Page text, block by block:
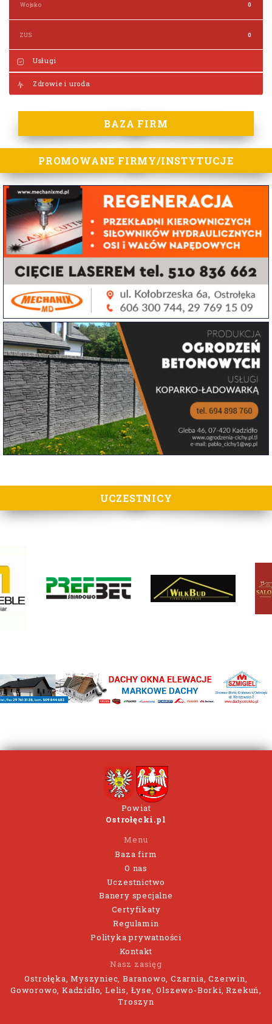
Wojsko 0
ZUS 0
Usługi
Zdrowie i uroda
BAZA FIRM
PROMOWANE FIRMY/INSTYTUCJE
UCZESTNICY
Powiat
Ostrołęcki.pl
Menu
Baza firm
O nas
Uczestnictwo
Banery specjalne
Certyfikaty
Regulamin
Polityka prywatności
Kontakt
Nasz zasięg
Ostrołęka, Myszyniec, Baranowo, Czarnia, Czerwin,
Goworowo, Kadzidło, Lelis, Łyse, Olszewo-Borki, Rzekuń,
Troszyn